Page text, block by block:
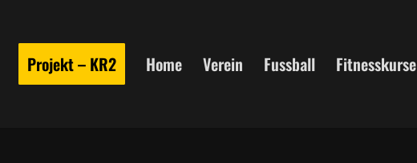
Projekt – KR2 Home Verein Fussball Fitnesskurse